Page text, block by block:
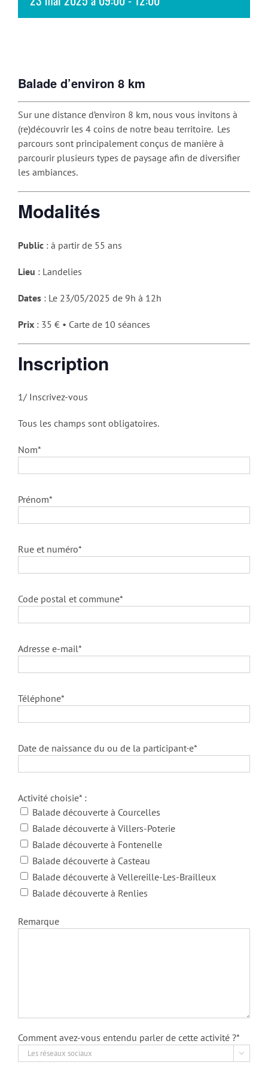
Balade d’environ 8 km
Sur une distance d’environ 8 km, nous vous invitons à
(re)découvrir les 4 coins de notre beau territoire. Les
parcours sont principalement conçus de manière à
parcourir plusieurs types de paysage afin de diversifier
les ambiances.
Modalités
Public : à partir de 55 ans
Lieu : Landelies
Dates : Le 23/05/2025 de 9h à 12h
Prix : 35 € • Carte de 10 séances
Inscription
1/ Inscrivez-vous
Tous les champs sont obligatoires.
Nom*
Prénom*
Rue et numéro*
Code postal et commune*
Adresse e-mail*
Téléphone*
Date de naissance du ou de la participant·e*
Activité choisie* :
Balade découverte à Courcelles
Balade découverte à Villers-Poterie
Balade découverte à Fontenelle
Balade découverte à Casteau
Balade découverte à Vellereille-Les-Brailleux
Balade découverte à Renlies
Remarque
Comment avez-vous entendu parler de cette activité ?*
